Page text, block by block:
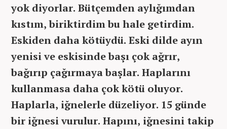
yok diyorlar. Bütçemden aylığımdan
kıstım, biriktirdim bu hale getirdim.
Eskiden daha kötüydü. Eski dilde ayın
yenisi ve eskisinde başı çok ağrır,
bağırıp çağırmaya başlar. Haplarını
kullanmasa daha çok kötü oluyor.
Haplarla, iğnelerle düzeliyor. 15 günde
bir iğnesi vurulur. Hapını, iğnesini takip